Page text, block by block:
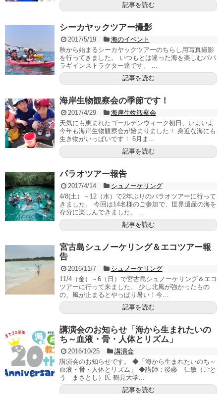
記事を読む
シーカヤックツアー撮影
2017/5/19
海のイベント
秋から始まるシーカヤックツアーのちらし用写真撮影
を行ってきました。 いつもとは違った海を楽しむパパ
ラギインストラクター達です。 ...
記事を読む
海岸生物観察会の季節です！
2017/4/29
海岸生物観察会
天気にも恵まれたゴールデンウィーク初日、いよいよ
今年も海岸生物観察会が始まりました！ 身近な海にも
生き物がいっぱいです！ 6月ま...
記事を読む
パラオツアー報告
2017/4/14
シュノーケリング
4/8(土）～12（水）で2年ぶりのパラオツアーに行って
きました。 今回は14名様のご参加で、世界遺産の海を
存分に楽しんできました。 ...
記事を読む
宮古島シュノーケリング＆エコツアー報
告
2016/11/7
シュノーケリング
11/4（金）～6（日）で宮古島シュノーケリング＆エコ
ツアーに行って来ました。 少し北風が強かったもの
の、風が止まるとやっぱり暑い！今...
記事を読む
講演会のお知らせ「海から生まれたいの
ち～血液・骨・人体とリズム」
2016/10/25
講演会
講演会のお知らせです。 ◆「海から生まれたいのち～
血液・骨・人体とリズム」 ◆講師：後藤 仁敏（ごと
う まさとし）氏 鶴見大学...
記事を読む